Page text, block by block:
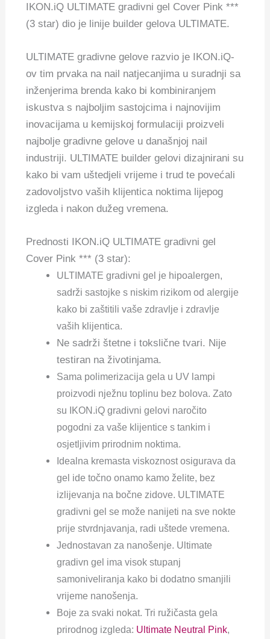
IKON.iQ ULTIMATE gradivni gel Cover Pink ***
(3 star) dio je linije builder gelova ULTIMATE.
ULTIMATE gradivne gelove razvio je IKON.iQ-
ov tim prvaka na nail natjecanjima u suradnji sa
inženjerima brenda kako bi kombiniranjem
iskustva s najboljim sastojcima i najnovijim
inovacijama u kemijskoj formulaciji proizveli
najbolje gradivne gelove u današnjoj nail
industriji. ULTIMATE builder gelovi dizajnirani su
kako bi vam uštedjeli vrijeme i trud te povećali
zadovoljstvo vaših klijentica noktima lijepog
izgleda i nakon dužeg vremena.
Prednosti IKON.iQ ULTIMATE gradivni gel
Cover Pink *** (3 star):
ULTIMATE gradivni gel je hipoalergen,
sadrži sastojke s niskim rizikom od alergije
kako bi zaštitili vaše zdravlje i zdravlje
vaših klijentica.
Ne sadrži štetne i tokslične tvari. Nije
testiran na životinjama.
Sama polimerizacija gela u UV lampi
proizvodi nježnu toplinu bez bolova. Zato
su IKON.iQ gradivni gelovi naročito
pogodni za vaše klijentice s tankim i
osjetljivim prirodnim noktima.
Idealna kremasta viskoznost osigurava da
gel ide točno onamo kamo želite, bez
izlijevanja na bočne zidove. ULTIMATE
gradivni gel se može nanijeti na sve nokte
prije stvrdnjavanja, radi uštede vremena.
Jednostavan za nanošenje. Ultimate
gradivn gel ima visok stupanj
samoniveliranja kako bi dodatno smanjili
vrijeme nanošenja.
Boje za svaki nokat. Tri ružičasta gela
prirodnog izgleda: Ultimate Neutral Pink,